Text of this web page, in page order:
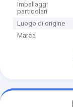
Imballaggi
particolari
Luogo di origine
Marca